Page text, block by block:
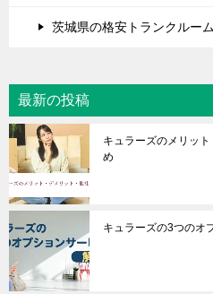
茨城県の格安トランクルー
最新の投稿
キュラーズのメリッ
め
キュラーズの3つのオ